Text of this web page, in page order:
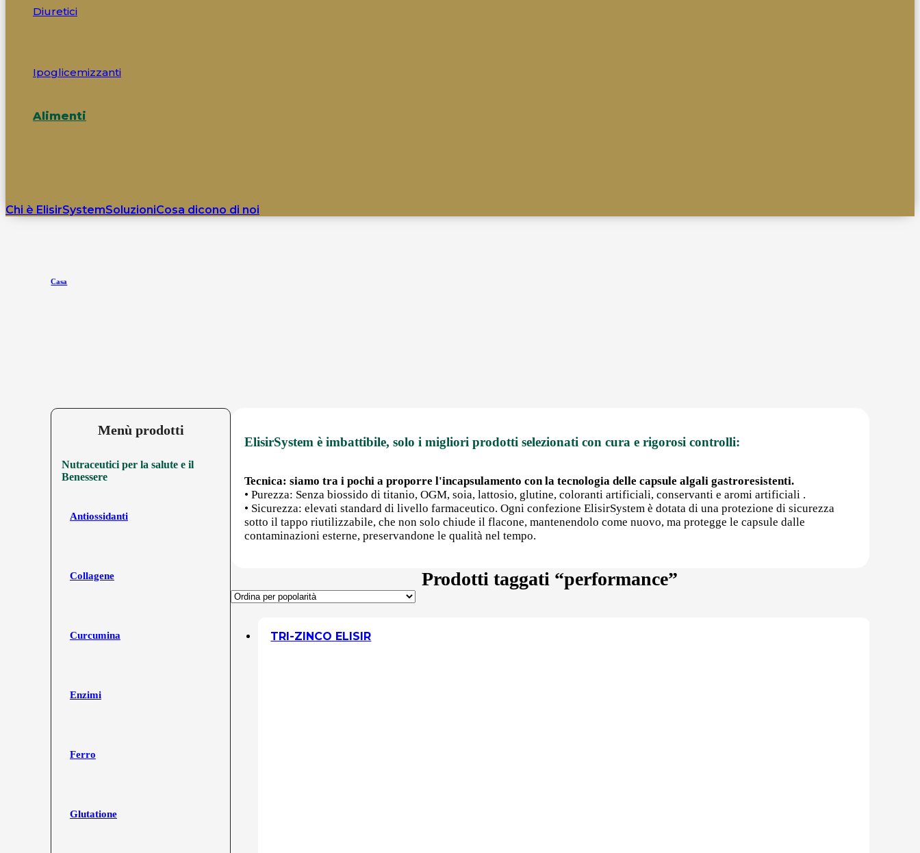
Diuretici
Ipoglicemizzanti
Alimenti
Chi è ElisirSystemSoluzioniCosa dicono di noi
Casa
Menù prodotti
Nutraceutici per la salute e il
Benessere
Antiossidanti
Collagene
Curcumina
Enzimi
Ferro
Glutatione
ElisirSystem è imbattibile, solo i migliori prodotti selezionati con cura e rigorosi controlli:
Tecnica: siamo tra i pochi a proporre l'incapsulamento con la tecnologia delle capsule algali gastroresistenti.
• Purezza: Senza biossido di titanio, OGM, soia, lattosio, glutine, coloranti artificiali, conservanti e aromi artificiali .
• Sicurezza: elevati standard di livello farmaceutico. Ogni confezione ElisirSystem è dotata di una protezione di sicurezza
sotto il tappo riutilizzabile, che non solo chiude il flacone, mantenendolo come nuovo, ma protegge le capsule dalle
contaminazioni esterne, preservandone le qualità nel tempo.
Prodotti taggati “performance”
TRI-ZINCO ELISIR